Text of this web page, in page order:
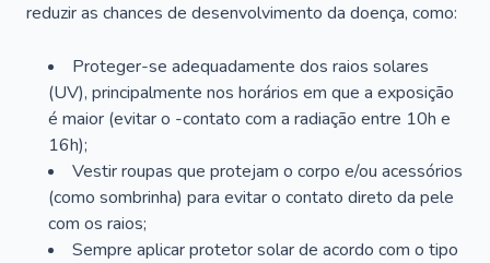
reduzir as chances de desenvolvimento da doença, como:
Proteger-se adequadamente dos raios solares
(UV), principalmente nos horários em que a exposição
é maior (evitar o -contato com a radiação entre 10h e
16h);
Vestir roupas que protejam o corpo e/ou acessórios
(como sombrinha) para evitar o contato direto da pele
com os raios;
Sempre aplicar protetor solar de acordo com o tipo